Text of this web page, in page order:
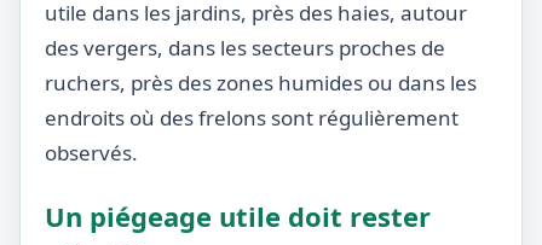
utile dans les jardins, près des haies, autour
des vergers, dans les secteurs proches de
ruchers, près des zones humides ou dans les
endroits où des frelons sont régulièrement
observés.
Un piégeage utile doit rester